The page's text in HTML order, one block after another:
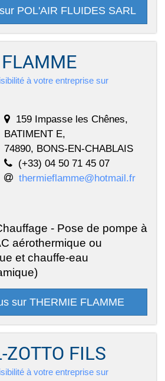
POL'AIR FLUIDES SARL
à votre entreprise sur
159 Impasse les Chênes,
BATIMENT E,
74890, BONS-EN-CHABLAIS
(+33) 04 50 71 45 07
thermieflamme@hotmail.fr
- Pose de pompe à
aérothermique ou
et chauffe-eau
sur THERMIE FLAMME
ZOTTO FILS
à votre entreprise sur